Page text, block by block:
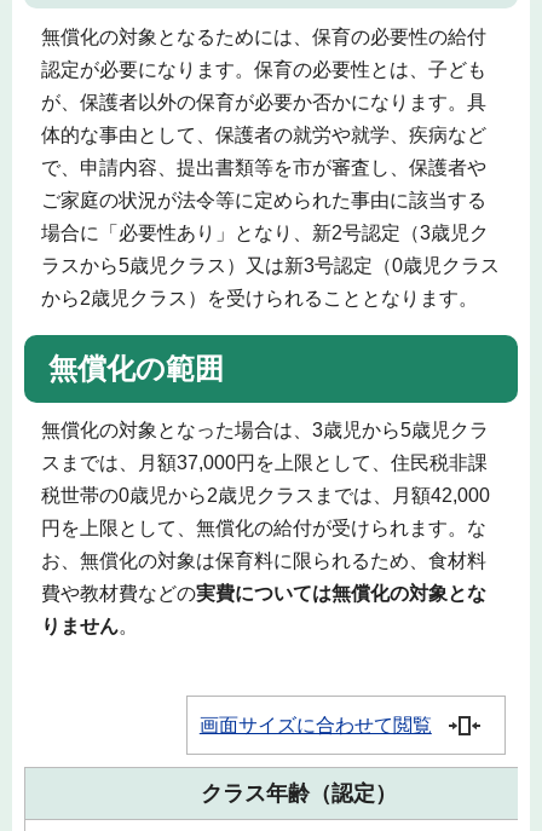
無償化の対象となるためには、保育の必要性の給付
認定が必要になります。保育の必要性とは、子ども
が、保護者以外の保育が必要か否かになります。具
体的な事由として、保護者の就労や就学、疾病など
で、申請内容、提出書類等を市が審査し、保護者や
ご家庭の状況が法令等に定められた事由に該当する
場合に「必要性あり」となり、新2号認定（3歳児ク
ラスから5歳児クラス）又は新3号認定（0歳児クラス
から2歳児クラス）を受けられることとなります。
無償化の範囲
無償化の対象となった場合は、3歳児から5歳児クラ
スまでは、月額37,000円を上限として、住民税非課
税世帯の0歳児から2歳児クラスまでは、月額42,000
円を上限として、無償化の給付が受けられます。な
お、無償化の対象は保育料に限られるため、食材料
費や教材費などの実費については無償化の対象とな
りません。
画面サイズに合わせて閲覧
クラス年齢（認定）